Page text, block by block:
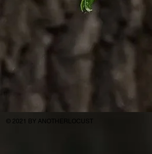
© 2021 BY ANOTHERLOCUST